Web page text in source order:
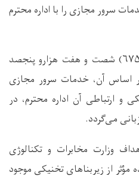
سرور مجازی را با اداره محترم
شصت و هفت هزارو پنجصد
اساس آن، خدمات سرور مجازی
ارتباطی آن اداره محترم، در
می‌گردد.
وزارت مخابرات و تکنالوژی
مؤثر از زیربناهای تخنیکی موجود